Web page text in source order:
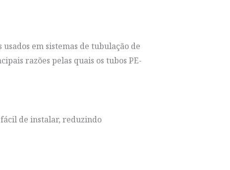
em sistemas de tubulação de
razões pelas quais os tubos PE-
de instalar, reduzindo